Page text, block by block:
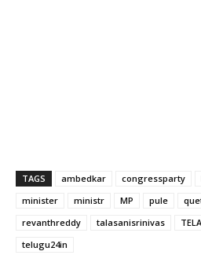
TAGS ambedkar congressparty
minister
ministr MP pule
revanthreddy
talasanisrinivas
telugu24in